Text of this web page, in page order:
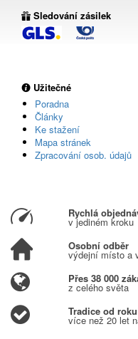
Sledování zásilek
Užitečné
Poradna
Články
Ke stažení
Mapa stránek
Zpracování osob. údajů
Rychlá
v jediném kroku
Osobní odběr
výdejní místo a
Přes 38 000
z celého světa
Tradice od
více než 20 let